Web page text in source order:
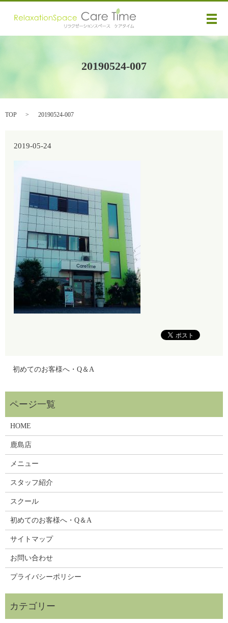
メ
20190524-007
TOP 20190524-007
2019-05-24
初めてのお客様へ・Q＆A
HOME
鹿島店
メニュー
スタッフ紹介
スクール
初めてのお客様へ・Q＆A
サイトマップ
お問い合わせ
プライバシーポリシー